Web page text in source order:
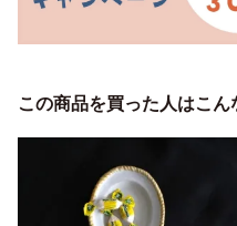
この商品を買った人はこ